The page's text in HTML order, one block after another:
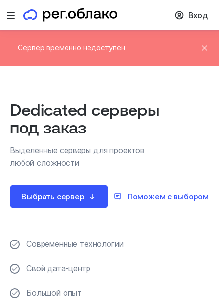
Открыть меню Вход
Сервер временно недоступен
Dedicated серверы
под заказ
Выделенные серверы для проектов
любой сложности
Выбрать сервер Поможем с выбором
Современные технологии
Свой дата-центр
Большой опыт